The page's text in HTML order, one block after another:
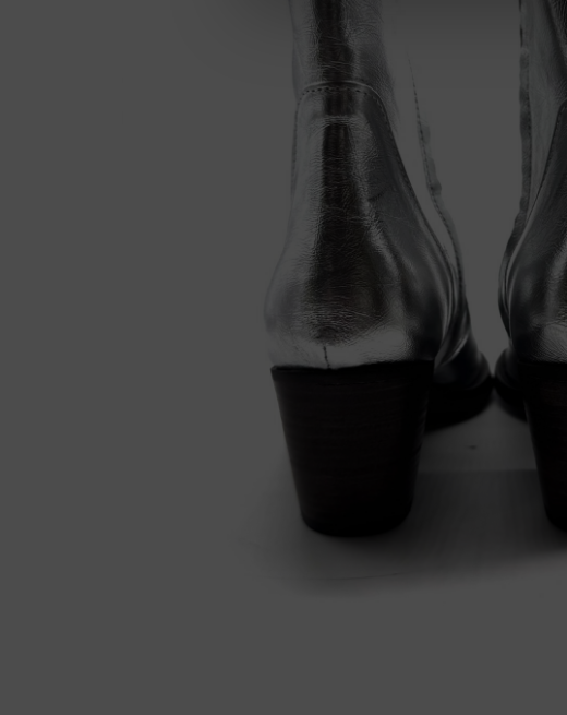
modificare o ritirare il tuo consenso in
Utilizziamo i cookie per
nostro traffico. Condividiamo inoltre
di analisi dei dati web, pubblicità e
che hanno raccolto dal suo utilizzo dei